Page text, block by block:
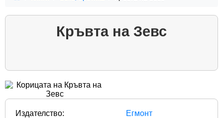
Кръвта на Зевс
Издателство:
Егмонт